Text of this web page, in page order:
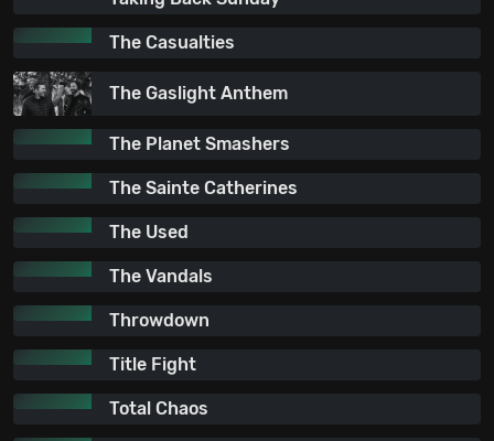
The Casualties
The Gaslight Anthem
The Planet Smashers
The Sainte Catherines
The Used
The Vandals
Throwdown
Title Fight
Total Chaos